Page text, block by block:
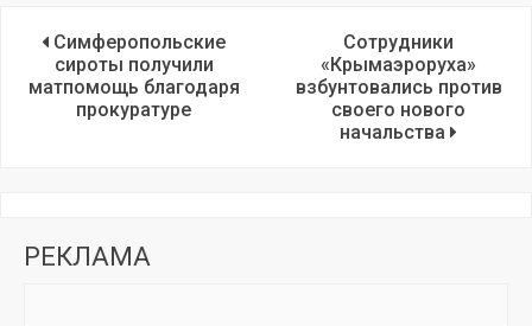
Симферопольские
сироты получили
матпомощь благодаря
прокуратуре
Сотрудники
«Крымаэроруха»
взбунтовались против
своего нового
начальства
РЕКЛАМА